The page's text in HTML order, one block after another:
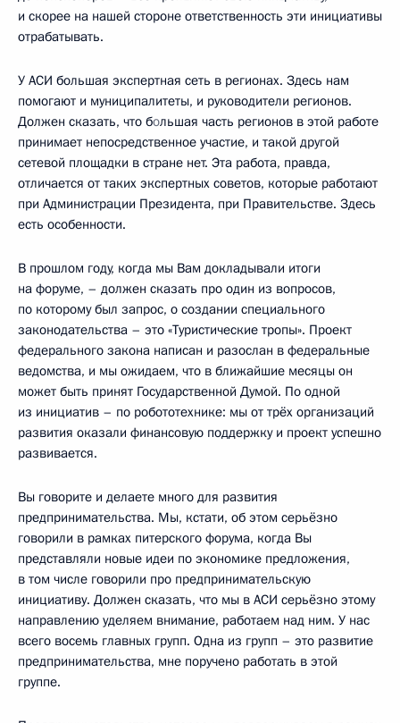
и скорее на нашей стороне ответственность эти инициативы
отрабатывать.
У АСИ большая экспертная сеть в регионах. Здесь нам
помогают и муниципалитеты, и руководители регионов.
Должен сказать, что большая часть регионов в этой работе
принимает непосредственное участие, и такой другой
сетевой площадки в стране нет. Эта работа, правда,
отличается от таких экспертных советов, которые работают
при Администрации Президента, при Правительстве. Здесь
есть особенности.
В прошлом году, когда мы Вам докладывали итоги
на форуме, – должен сказать про один из вопросов,
по которому был запрос, о создании специального
законодательства – это «Туристические тропы». Проект
федерального закона написан и разослан в федеральные
ведомства, и мы ожидаем, что в ближайшие месяцы он
может быть принят Государственной Думой. По одной
из инициатив – по робототехнике: мы от трёх организаций
развития оказали финансовую поддержку и проект успешно
развивается.
Вы говорите и делаете много для развития
предпринимательства. Мы, кстати, об этом серьёзно
говорили в рамках питерского форума, когда Вы
представляли новые идеи по экономике предложения,
в том числе говорили про предпринимательскую
инициативу. Должен сказать, что мы в АСИ серьёзно этому
направлению уделяем внимание, работаем над ним. У нас
всего восемь главных групп. Одна из групп – это развитие
предпринимательства, мне поручено работать в этой
группе.